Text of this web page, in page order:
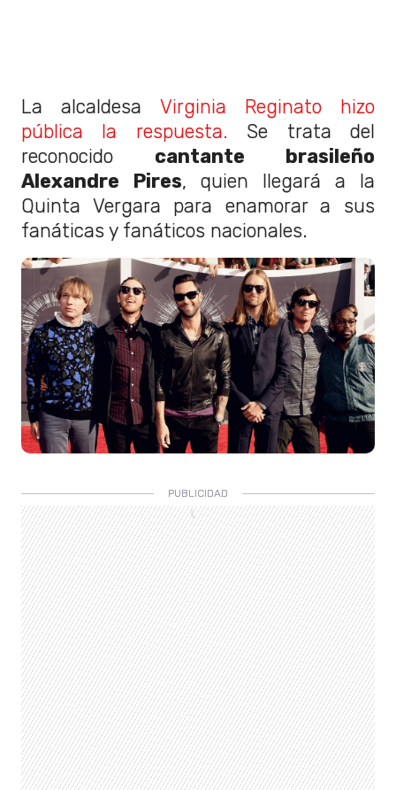
La alcaldesa Virginia Reginato hizo
pública la respuesta. Se trata del
reconocido cantante brasileño
Alexandre Pires, quien llegará a la
Quinta Vergara para enamorar a sus
fanáticas y fanáticos nacionales.